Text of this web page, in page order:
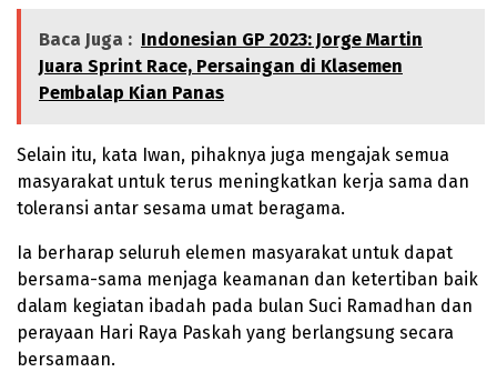
Baca Juga : Indonesian GP 2023: Jorge Martin
Juara Sprint Race, Persaingan di Klasemen
Pembalap Kian Panas
Selain itu, kata Iwan, pihaknya juga mengajak semua
masyarakat untuk terus meningkatkan kerja sama dan
toleransi antar sesama umat beragama.
Ia berharap seluruh elemen masyarakat untuk dapat
bersama-sama menjaga keamanan dan ketertiban baik
dalam kegiatan ibadah pada bulan Suci Ramadhan dan
perayaan Hari Raya Paskah yang berlangsung secara
bersamaan.